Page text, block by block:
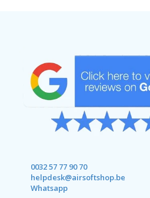
0032 57 77 90 70
helpdesk@airsoftshop.be
Whatsapp